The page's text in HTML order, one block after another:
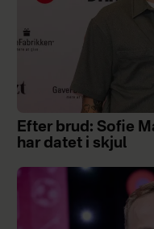
Efter brud: Sofie
har datet i skjul